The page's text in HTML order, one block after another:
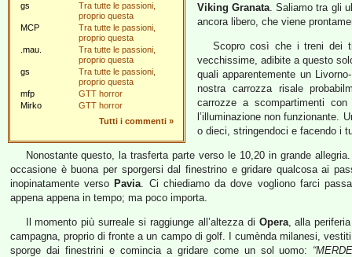
gs
Tra tutte le passioni,
proprio questa
MCP
Tra tutte le passioni,
proprio questa
.mau.
Tra tutte le passioni,
proprio questa
gs
Tra tutte le passioni,
proprio questa
mfp
GTT horror
Mirko
GTT horror
Tutti i commenti »
Viking Granata. Saliamo tra gli
ancora libero, che viene
Scopro così che i treni dei
vecchissime, adibite a questo
quali apparentemente un
nostra carrozza risale
carrozze a scompartimenti
l’illuminazione non funzionante.
o dieci, stringendoci e facendo i
Nonostante questo, la trasferta parte verso le 10,20 in grande
occasione è buona per sporgersi dal finestrino e gridare qualcosa ai
inopinatamente verso Pavia. Ci chiediamo da dove vogliono farci
appena appena in tempo; ma poco importa.
Il momento più surreale si raggiunge all’altezza di Opera, alla
campagna, proprio di fronte a un campo di golf. I cumènda milanesi,
sporge dai finestrini e comincia a gridare come un sol uomo: